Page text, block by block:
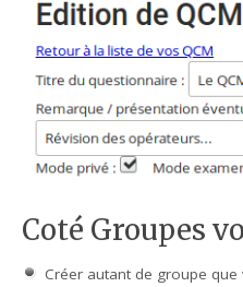
Coté Groupes
Créer autant de groupe que